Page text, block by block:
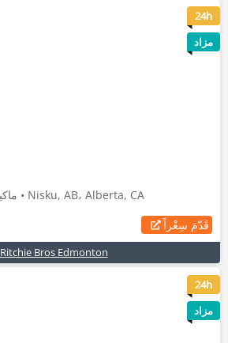
6
ماكينات جز العشب • 2026 • Nisku, AB، Alberta, CA
قَدّمَ سِعْراً
Ritchie Bros Edmonton
24h
مزاد
8
24h
مزاد